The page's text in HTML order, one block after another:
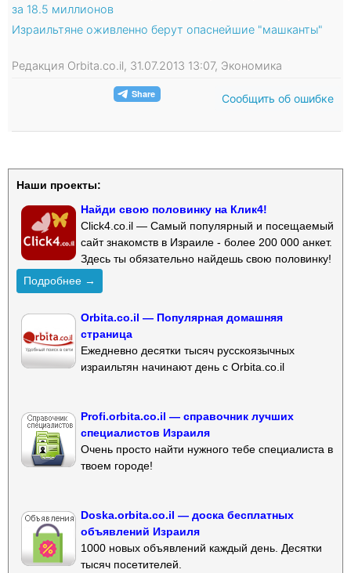
за 18.5 миллионов
Израильтяне оживленно берут опаснейшие "машканты"
Редакция Orbita.co.il, 31.07.2013 13:07, Экономика
Сообщить об ошибке
Наши проекты:
Найди свою половинку на Клик4!
Click4.co.il — Самый популярный и посещаемый
сайт знакомств в Израиле - более 200 000 анкет.
Здесь ты обязательно найдешь свою половинку!
Подробнее →
Orbita.co.il — Популярная домашняя
страница
Ежедневно десятки тысяч русскоязычных
израильтян начинают день с Orbita.co.il
Profi.orbita.co.il — справочник лучших
специалистов Израиля
Очень просто найти нужного тебе специалиста в
твоем городе!
Doska.orbita.co.il — доска бесплатных
объявлений Израиля
1000 новых объявлений каждый день. Десятки
тысяч посетителей.